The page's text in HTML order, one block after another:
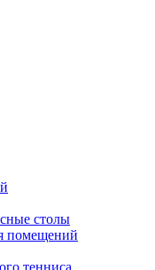
столы
помещений
тенниса